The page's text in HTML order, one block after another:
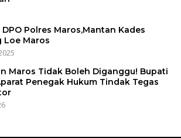
Polres Maros,Mantan Kades
Loe Maros
Maros Tidak Boleh Diganggu! Bupati
Penegak Hukum Tindak Tegas